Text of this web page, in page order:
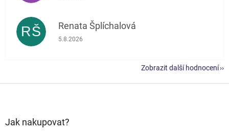
RŠ Renata Šplíchalová
Hodnocení obchodu je 5 z 5 hvězdiček.
5.8.2026
Zobrazit další hodnocení
Jak nakupovat?